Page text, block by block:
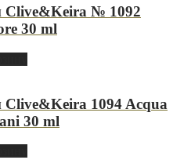
№ 1092
30 ml
1094 Acqua
30 ml